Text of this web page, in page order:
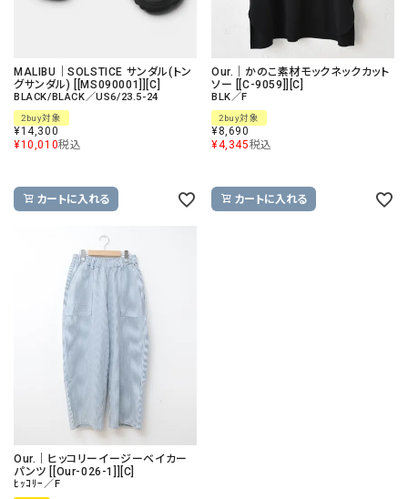
MALIBU｜SOLSTICE サンダル(トン
グサンダル) [[MS090001]][C]
BLACK/BLACK／US6/23.5-24
2buy対象
¥14,300
¥10,010税込
カートに入れる
Our.｜かのこ素材モックネックカット
ソー [[C-9059]][C]
BLK／F
2buy対象
¥8,690
¥4,345税込
カートに入れる
Our.｜ヒッコリーイージーベイカー
パンツ [[Our-026-1]][C]
ﾋｯｺﾘｰ／F